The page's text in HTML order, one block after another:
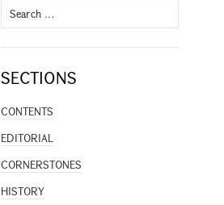
Search
for:
SECTIONS
CONTENTS
EDITORIAL
CORNERSTONES
HISTORY